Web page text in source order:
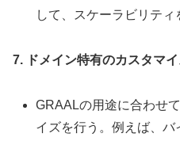
して、スケーラビリティ
7. ドメイン特有のカスタマ
GRAALの用途に合わせ
イズを行う。例えば、